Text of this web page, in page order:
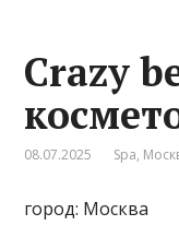
Crazy
08.07.2025 Spa,
город: Москва